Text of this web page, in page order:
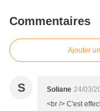
Commentaires
Ajouter
S Soliane 24/03/
<br /> C'est